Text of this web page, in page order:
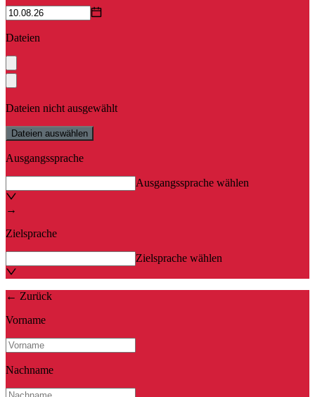
Dateien
Dateien nicht ausgewählt
Dateien auswählen
Ausgangssprache
Ausgangssprache wählen
→
Zielsprache
Zielsprache wählen
← Zurück
Vorname
Nachname